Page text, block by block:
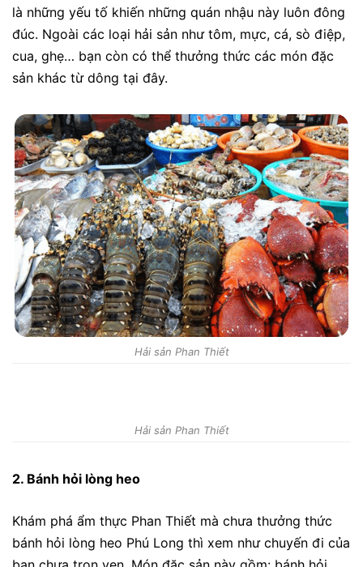
là những yếu tố khiến những quán nhậu này luôn đông
đúc. Ngoài các loại hải sản như tôm, mực, cá, sò điệp,
cua, ghẹ… bạn còn có thể thưởng thức các món đặc
sản khác từ dông tại đây.
Hải sản Phan Thiết
Hải sản Phan Thiết
2. Bánh hỏi lòng heo
Khám phá ẩm thực Phan Thiết mà chưa thưởng thức
bánh hỏi lòng heo Phú Long thì xem như chuyến đi của